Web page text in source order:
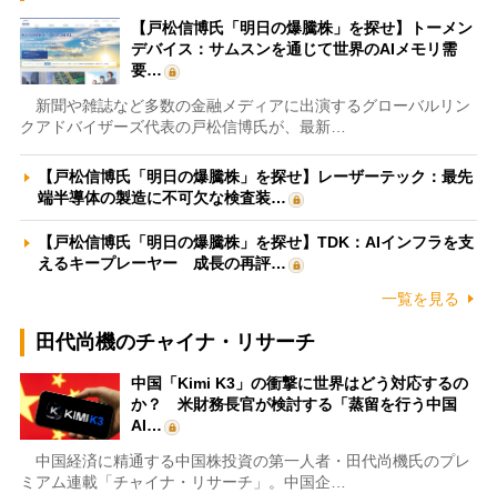
【戸松信博氏「明日の爆騰株」を探せ】トーメン
デバイス：サムスンを通じて世界のAIメモリ需
要…
新聞や雑誌など多数の金融メディアに出演するグローバルリン
クアドバイザーズ代表の戸松信博氏が、最新…
【戸松信博氏「明日の爆騰株」を探せ】レーザーテック：最先
端半導体の製造に不可欠な検査装…
【戸松信博氏「明日の爆騰株」を探せ】TDK：AIインフラを支
えるキープレーヤー 成長の再評…
一覧を見る
田代尚機のチャイナ・リサーチ
中国「Kimi K3」の衝撃に世界はどう対応するの
か？ 米財務長官が検討する「蒸留を行う中国
AI…
中国経済に精通する中国株投資の第一人者・田代尚機氏のプレ
ミアム連載「チャイナ・リサーチ」。中国企…